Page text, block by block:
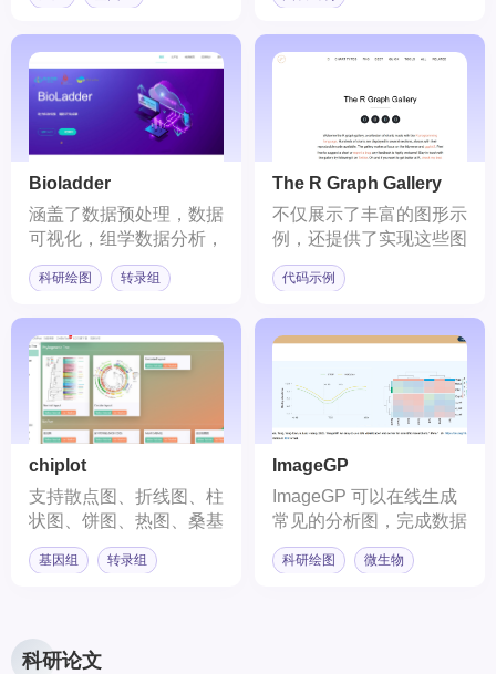
Bioladder
涵盖了数据预处理，数据
可视化，组学数据分析，
功能分析等模块
科研绘图 转录组
The R Graph Gallery
不仅展示了丰富的图形示
例，还提供了实现这些图
形的R代码。
代码示例
chiplot
支持散点图、折线图、柱
状图、饼图、热图、桑基
图等图表类型绘制
基因组 转录组
ImageGP
ImageGP 可以在线生成
常见的分析图，完成数据
格式处理等操作。
科研绘图 微生物
科研论文